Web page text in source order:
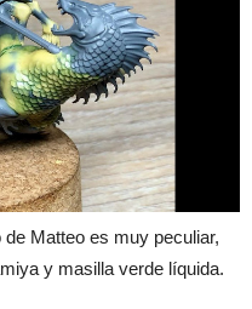
Matteo es muy peculiar,
y masilla verde líquida.